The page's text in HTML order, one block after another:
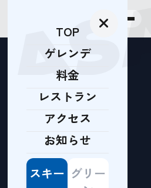
TOP
ゲレンデ
料金
レストラン
アクセス
お知らせ
スキー グリー